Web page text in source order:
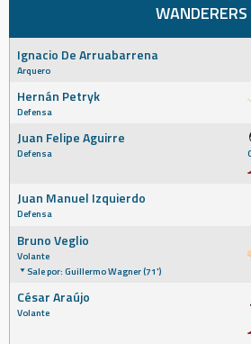
WANDERERS
Ignacio De Arruabarrena
Arquero
Hernán Petryk
Defensa
Juan Felipe Aguirre
Defensa
Juan Manuel Izquierdo
Defensa
Bruno Veglio
Volante
Sale por: Guillermo Wagner (71')
César Araújo
Volante